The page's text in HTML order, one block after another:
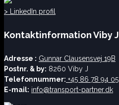
> LinkedIn profil
Kontaktinformation Viby J
Adresse : Gunnar Clausensvej 19B
Postnr. & by: 8260 Viby J
Telefonnummer: +45 86 78 94 05
E-mail: info@transport-partner.dk